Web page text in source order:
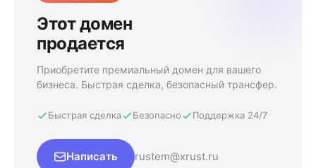
Этот домен
продается
Приобретите премиальный домен для вашего
бизнеса. Быстрая сделка, безопасный трансфер.
Быстрая сделка Безопасно Поддержка 24/7
Написать rustem@xrust.ru